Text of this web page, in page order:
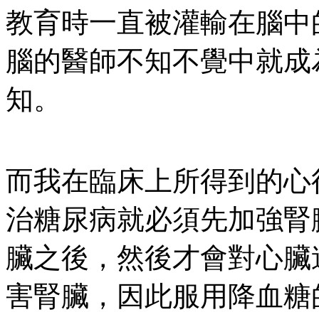
教育時一直被灌輸在腦
腦的醫師不知不覺中就
知。
而我在臨床上所得到的
治糖尿病就必須先加強
臟之後，然後才會對心
害腎臟，因此服用降血